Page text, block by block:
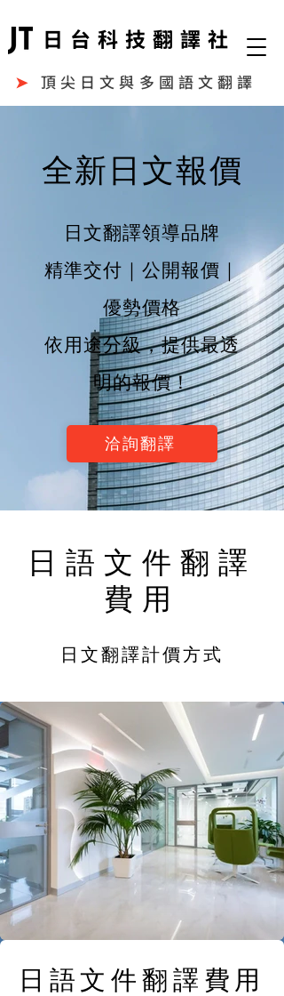
➤ 頂尖日文與多國語文翻譯
日台科技翻譯社
全新日文報價
日文翻譯領導品牌
精準交付｜公開報價｜
優勢價格
依用途分級，提供最透
明的報價！
洽詢翻譯
日語文件翻譯
費用
​日文翻譯計價方式
日語文件翻譯費用